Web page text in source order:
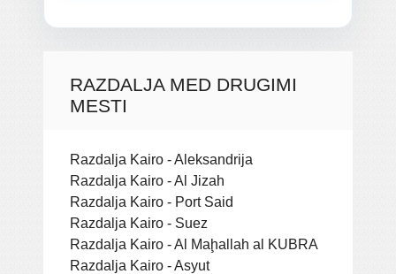
RAZDALJA MED DRUGIMI
MESTI
Razdalja Kairo - Aleksandrija
Razdalja Kairo - Al Jizah
Razdalja Kairo - Port Said
Razdalja Kairo - Suez
Razdalja Kairo - Al Maḩallah al KUBRA
Razdalja Kairo - Asyut